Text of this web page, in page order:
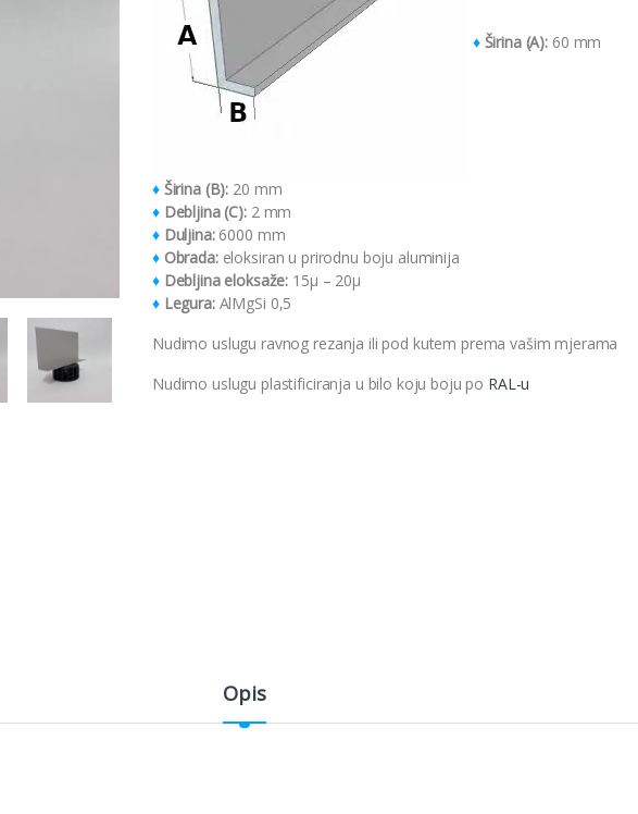
♦Širina (A): 60 mm
♦Širina (B): 20 mm
♦Debljina (C):2 mm
♦Duljina:6000 mm
♦Obrada:eloksiran u prirodnu boju aluminija
♦Debljina eloksaže: 15μ – 20μ
♦Legura:AlMgSi 0,5
Nudimo uslugu ravnog rezanja ili pod kutem prema vašim mjerama
Nudimo uslugu plastificiranja u bilo koju boju po RAL-u
Opis